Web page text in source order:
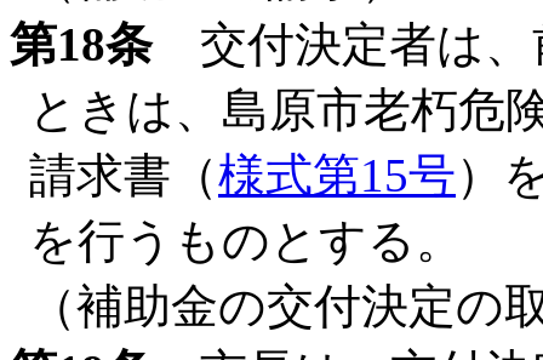
第18条交付決定者は、
ときは、島原市老朽危
請求書（様式第15号）
を行うものとする。
（補助金の交付決定の